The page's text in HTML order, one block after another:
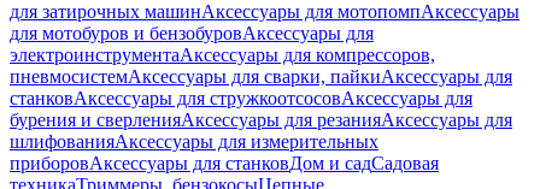
для затирочных машинАксессуары для мотопомпАксессуары
для мотобуров и бензобуровАксессуары для
электроинструментаАксессуары для компрессоров,
пневмосистемАксессуары для сварки, пайкиАксессуары для
станковАксессуары для стружкоотсосовАксессуары для
бурения и сверленияАксессуары для резанияАксессуары для
шлифованияАксессуары для измерительных
приборовАксессуары для станковДом и садСадовая
техникаТриммеры, бензокосыЦепные